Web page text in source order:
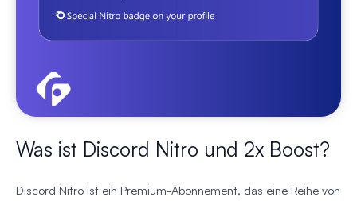
Was ist Discord Nitro und 2x Boost?
Discord Nitro ist ein Premium-Abonnement, das eine Reihe von